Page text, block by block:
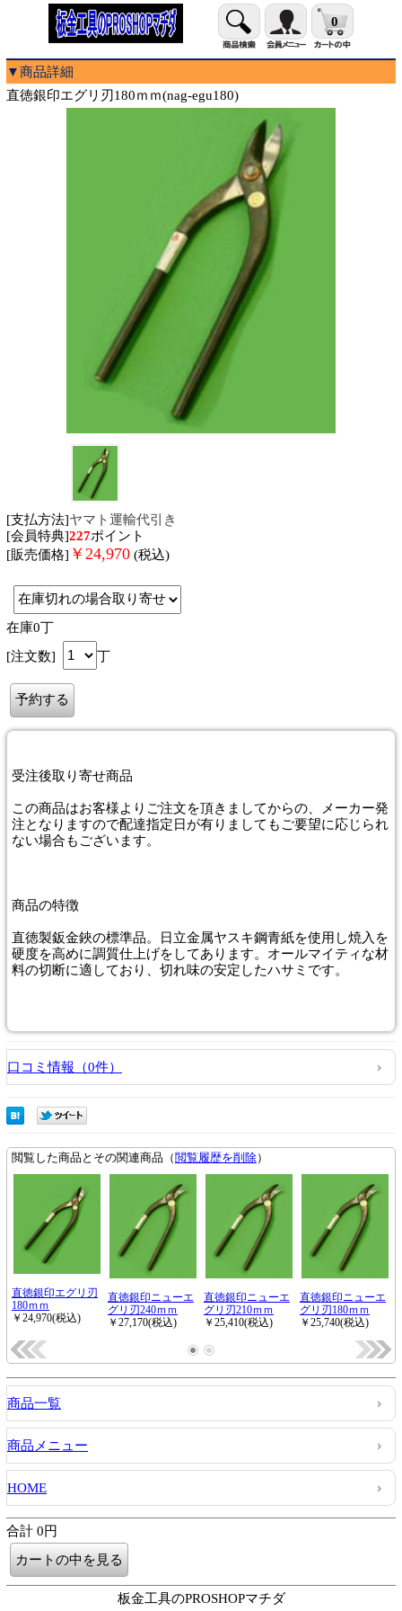
0
▼商品詳細
直徳銀印エグリ刃180ｍｍ(nag-egu180)
[支払方法]ヤマト運輸代引き
[会員特典]227ポイント
[販売価格] ￥ 24,970 (税込)
在庫0丁
[注文数]
丁
受注後取り寄せ商品
この商品はお客様よりご注文を頂きましてからの、メーカー発
注となりますので配達指定日が有りましてもご要望に応じられ
ない場合もございます。
商品の特徴
直徳製鈑金鋏の標準品。日立金属ヤスキ鋼青紙を使用し焼入を
硬度を高めに調質仕上げをしてあります。オールマイティな材
料の切断に適しており、切れ味の安定したハサミです。
口コミ情報（0件）
商品一覧
商品メニュー
HOME
合計 0円
板金工具のPROSHOPマチダ